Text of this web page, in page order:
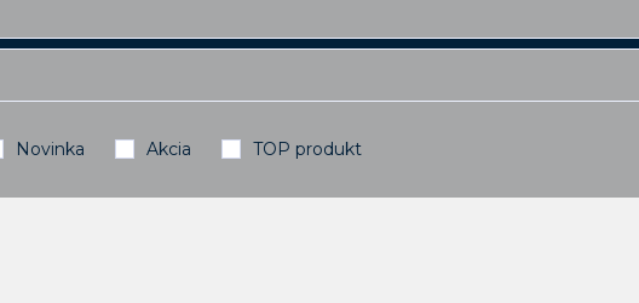
Novinka Akcia TOP produkt